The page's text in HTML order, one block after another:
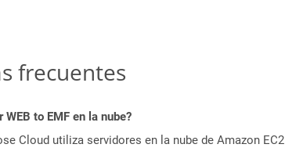
frecuentes
to EMF en la nube?
Cloud utiliza servidores en la nube de Amazon